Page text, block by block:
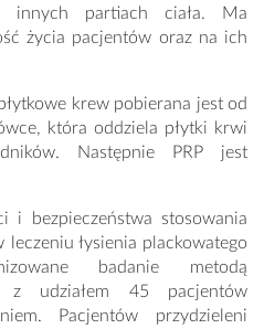
innych partiach ciała. Ma
życia pacjentów oraz na ich
krew pobierana jest od
która oddziela płytki krwi
Następnie PRP jest
i bezpieczeństwa stosowania
leczeniu łysienia plackowatego
badanie metodą
z udziałem 45 pacjentów
Pacjentów przydzieleni